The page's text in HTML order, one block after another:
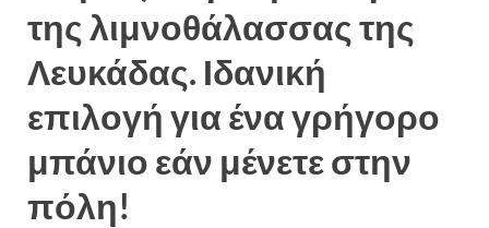
της λιμνοθάλασσας της
Λευκάδας. Ιδανική
επιλογή για ένα γρήγορο
μπάνιο εάν μένετε στην
πόλη!